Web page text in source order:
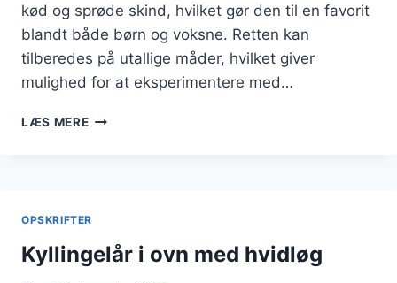
kød og sprøde skind, hvilket gør den til en favorit
blandt både børn og voksne. Retten kan
tilberedes på utallige måder, hvilket giver
mulighed for at eksperimentere med…
LÆS MEREKYLLINGELÅR
OPSKRIFTER
Kyllingelår i ovn med hvidløg